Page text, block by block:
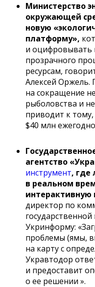
Министерство
окружающей
новую
платформу»,
и оцифровывать
прозрачного
ресурсам,
Алексей Оржель.
на сокращение
рыболовства и
приводит к тому,
$40 млн
агентство
инструмент, где
в реальном
интерактивную
директор по
Укринформу:
проблемы (ямы,
на карту с
Укравтодор
и предоставит
о ее решении ».